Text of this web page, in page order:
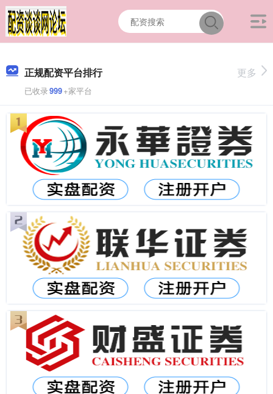
正规配资平台排行
已收录999+家平台
更多